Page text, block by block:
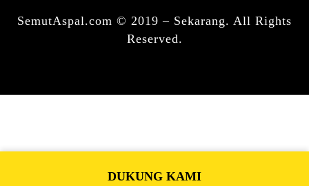
SemutAspal.com © 2019 – Sekarang. All Rights
Reserved.
DUKUNG KAMI